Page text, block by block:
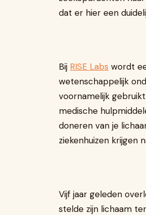
dat er hier een
Bij RISE Labs wordt
wetenschappelijk
voornamelijk
medische
doneren van je
ziekenhuizen krijgen
Vijf jaar geleden
stelde zijn lichaam